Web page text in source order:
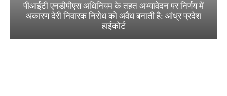
पीआईटी एनडीपीएस अधिनियम के तहत अभ्यावेदन पर निर्णय में
अकारण देरी निवारक निरोध को अवैध बनाती है: आंध्र प्रदेश
हाईकोर्ट